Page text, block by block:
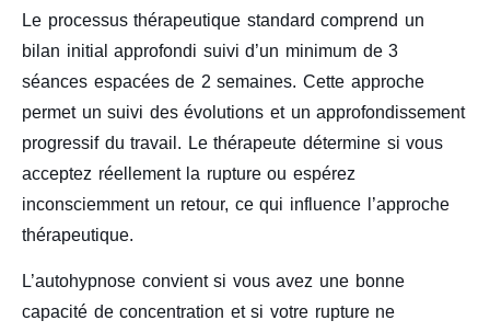
Le processus thérapeutique standard comprend un
bilan initial approfondi suivi d’un minimum de 3
séances espacées de 2 semaines. Cette approche
permet un suivi des évolutions et un approfondissement
progressif du travail. Le thérapeute détermine si vous
acceptez réellement la rupture ou espérez
inconsciemment un retour, ce qui influence l’approche
thérapeutique.
L’autohypnose convient si vous avez une bonne
capacité de concentration et si votre rupture ne